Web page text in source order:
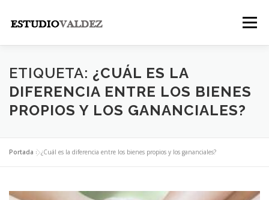
contenido
Menú
INICIO INSTITUCIONAL NOSOTROS
LEGALES PUBLICACIONES CONTACTO
ETIQUETA: ¿CUÁL ES LA
DIFERENCIA ENTRE LOS BIENES
PROPIOS Y LOS GANANCIALES?
Portada »¿Cuál es la diferencia entre los bienes propios y los gananciales?